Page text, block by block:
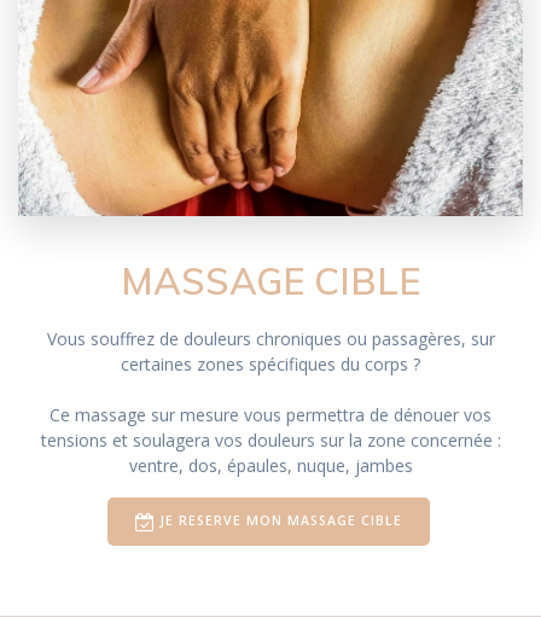
MASSAGE CIBLE
Vous souffrez de douleurs chroniques ou passagères, sur
certaines zones spécifiques du corps ?
Ce massage sur mesure vous permettra de dénouer vos
tensions et soulagera vos douleurs sur la zone concernée :
ventre, dos, épaules, nuque, jambes
JE RESERVE MON MASSAGE CIBLE